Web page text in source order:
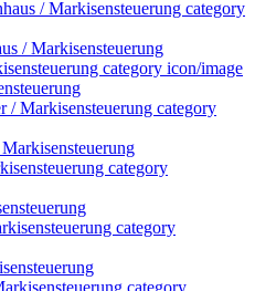
/ Markisensteuerung